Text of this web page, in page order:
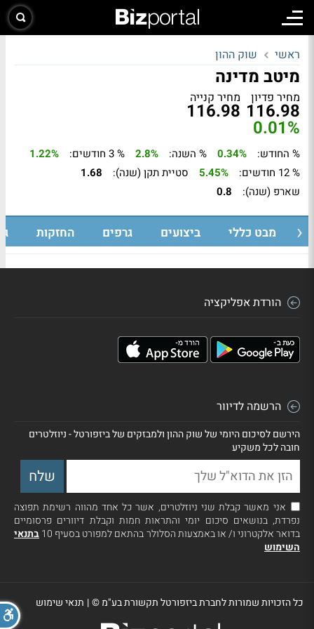
ראשי שוק ההון
מיטב מדינה
מחיר פדיון
116.98
מחיר קנייה
116.98
0.01%
% החודש: 0.34% % השנה: 2.8% % 3 חודשים:
1.22%
% 12 חודשים:
5.45% סטיית תקן (שנה):
1.68
שארפ (שנה):
0.8
מבט כללי ביצועים גרפים החזקות
הורדת אפליקציה
הרשמה לדיוור
הירשם לסיכום היומי של שוק ההון ולמבזקים של ביזפורטל - ניוזלטרים
חובה לכל משקיע
אני מאשר קבלת שני ניוזלטרים, אשר כל אחד מהווה רשימת תפוצה
נפרדת, בנושאים סיכום יומי והתראות חמות וקבלת דיוורים פרסומיים
בדואר אלקטרוני ו/ או באמצעות הסלולר בהתאם למפורט בסעיף 10
בתנאי
השימוש
כל הזכויות שמורות לחברת ביזפורטל תקשורת בע"מ ©| תנאי שימוש